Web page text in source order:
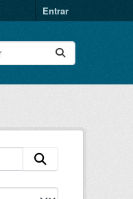
Entrar